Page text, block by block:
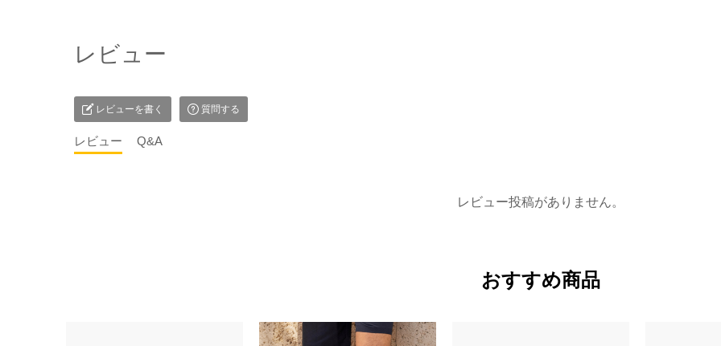
レビュー
レビューを書く 質問する
レビュー Q&A
レビュー投稿がありません。
おすすめ商品